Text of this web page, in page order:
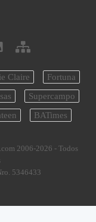
Claire
Fortuna
Supercampo
BATimes
2006-2026 - Todos
5346433